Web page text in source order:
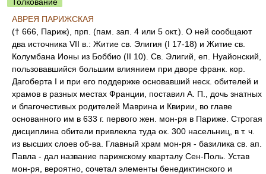
АВРЕЯ ПАРИЖСКАЯ
(† 666, Париж), прп. (пам. зап. 4 или 5 окт.). О ней сообщают
два источника VII в.: Житие св. Элигия (I 17-18) и Житие св.
Колумбана Ионы из Боббио (II 10). Св. Элигий, еп. Нуайонский,
пользовавшийся большим влиянием при дворе франк. кор.
Дагоберта I и при его поддержке основавший неск. обителей и
храмов в разных местах Франции, поставил А. П., дочь знатных
и благочестивых родителей Маврина и Квирии, во главе
основанного им в 633 г. первого жен. мон-ря в Париже. Строгая
дисциплина обители привлекла туда ок. 300 насельниц, в т. ч.
из высших слоев об-ва. Главный храм мон-ря - базилика св. ап.
Павла - дал название парижскому кварталу Сен-Поль. Устав
мон-ря, вероятно, сочетал элементы бенедиктинского и